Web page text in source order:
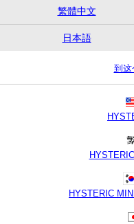
繁體中文
日本語
到
HYSTERIC